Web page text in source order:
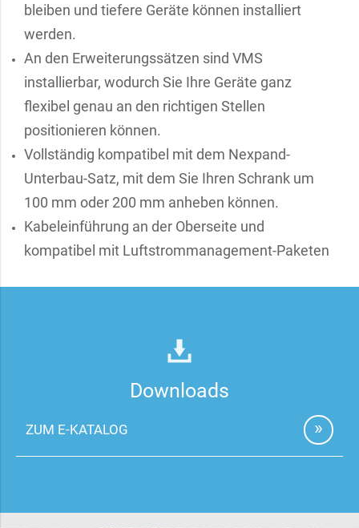
bleiben und tiefere Geräte können installiert
werden.
An den Erweiterungssätzen sind VMS
installierbar, wodurch Sie Ihre Geräte ganz
flexibel genau an den richtigen Stellen
positionieren können.
Vollständig kompatibel mit dem Nexpand-
Unterbau-Satz, mit dem Sie Ihren Schrank um
100 mm oder 200 mm anheben können.
Kabeleinführung an der Oberseite und
kompatibel mit Luftstrommanagement-Paketen
Downloads
ZUM E-KATALOG